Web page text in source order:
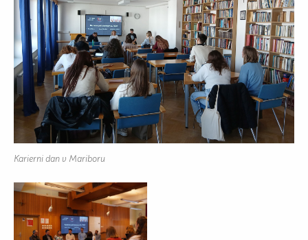
Karierni dan v Mariboru